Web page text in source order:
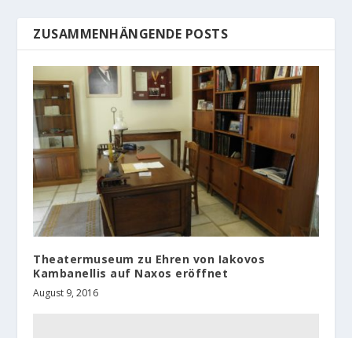
ZUSAMMENHÄNGENDE POSTS
Theatermuseum zu Ehren von Iakovos
Kambanellis auf Naxos eröffnet
August 9, 2016